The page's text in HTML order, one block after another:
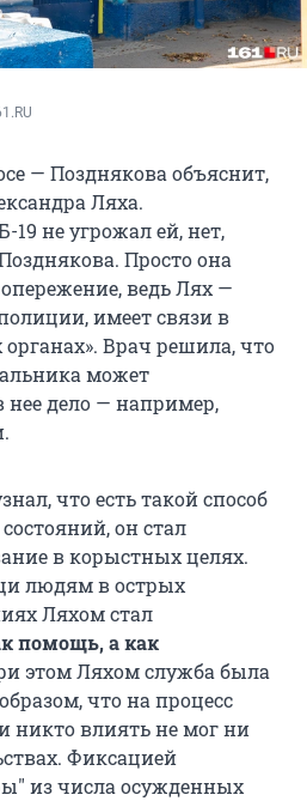
— Позднякова объяснит,
Ляха.
не угрожал ей, нет,
Просто она
ведь Лях —
имеет связи в
Врач решила, что
может
нее дело — например,
что есть такой способ
он стал
в корыстных целях.
людям в острых
Ляхом стал
помощь, а как
этом Ляхом служба была
что на процесс
никто влиять не мог ни
Фиксацией
из числа осужденных